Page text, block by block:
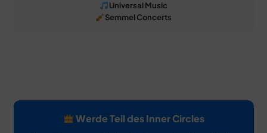
Universal Music
Semmel Concerts
Werde Teil des Inner Circles